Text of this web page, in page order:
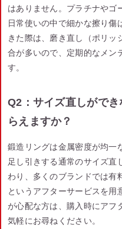
はありません。プラチナやゴ
日常使いの中で細かな擦り傷
きた際は、磨き直し（ポリッ
合が多いので、定期的なメン
す。
Q2：サイズ直しがで
らえますか？
鍛造リングは金属密度が均一
足し引きする通常のサイズ直
わり、多くのブランドでは有
というアフターサービスを用
が心配な方は、購入時にアフ
気軽にお尋ねください。